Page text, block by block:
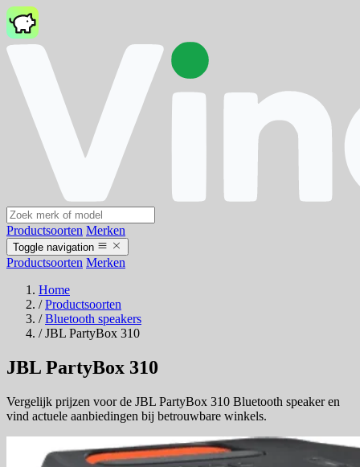
Productsoorten Merken
Toggle navigation
Productsoorten Merken
Home
/ Productsoorten
/ Bluetooth speakers
/ JBL PartyBox 310
JBL PartyBox 310
Vergelijk prijzen voor de JBL PartyBox 310 Bluetooth speaker en
vind actuele aanbiedingen bij betrouwbare winkels.